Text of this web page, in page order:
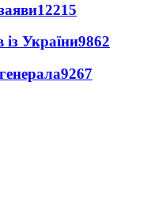
12215
із України9862
9267